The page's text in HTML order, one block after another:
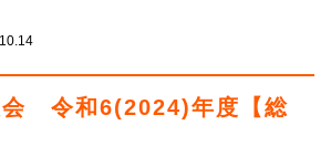
会 令和6(2024)年度【総